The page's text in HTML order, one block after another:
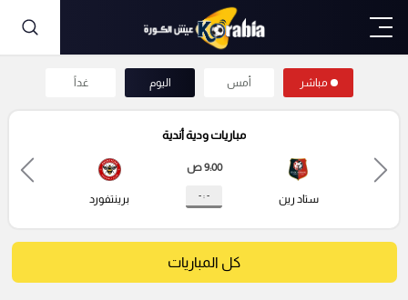
مباشر أمس اليوم غداً
مباريات ودية أندية
ستاد رين
9:00 ص
- : - برينتفورد
كل المباريات